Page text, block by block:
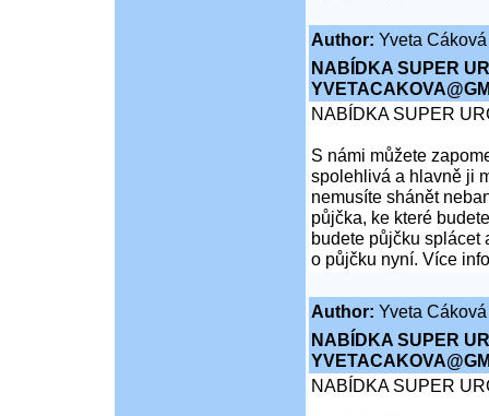
Author: Yveta Cáková
NABÍDKA SUPER
NABÍDKA SUPER
S námi můžete
spolehlivá a hlavně ji
nemusíte shánět
půjčka, ke které
budete půjčku splácet
o půjčku nyní. Více
Author: Yveta Cáková
NABÍDKA SUPER
NABÍDKA SUPER